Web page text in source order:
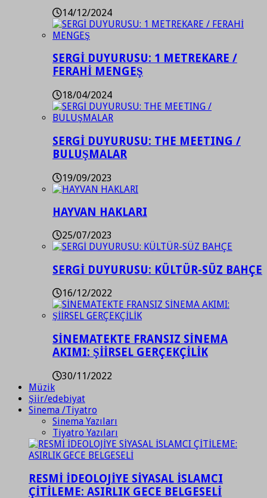
14/12/2024
SERGİ DUYURUSU: 1 METREKARE /
FERAHİ MENGEŞ
18/04/2024
SERGİ DUYURUSU: THE MEETING /
BULUŞMALAR
19/09/2023
HAYVAN HAKLARI
25/07/2023
SERGİ DUYURUSU: KÜLTÜR-SÜZ BAHÇE
16/12/2022
SİNEMATEKTE FRANSIZ SİNEMA
AKIMI: ŞİİRSEL GERÇEKÇİLİK
30/11/2022
Müzik
Şiir/edebiyat
Sinema /Tiyatro
Sinema Yazıları
Tiyatro Yazıları
RESMİ İDEOLOJİYE SİYASAL İSLAMCI
ÇİTİLEME: ASIRLIK GECE BELGESELİ